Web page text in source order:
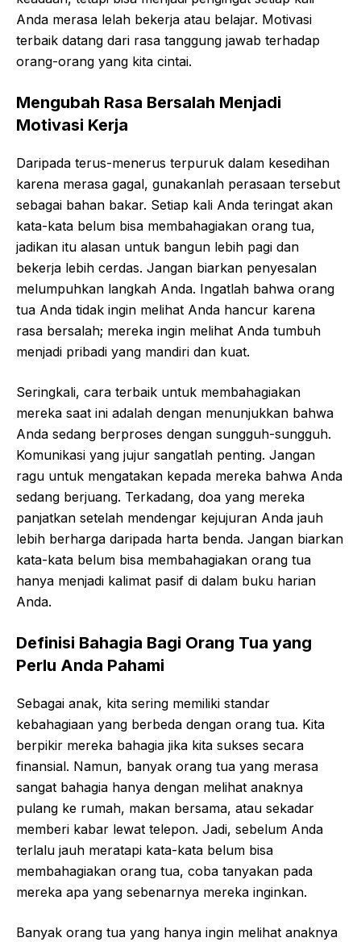
Anda merasa lelah bekerja atau belajar. Motivasi
terbaik datang dari rasa tanggung jawab terhadap
orang-orang yang kita cintai.
Mengubah Rasa Bersalah Menjadi
Motivasi Kerja
Daripada terus-menerus terpuruk dalam kesedihan
karena merasa gagal, gunakanlah perasaan tersebut
sebagai bahan bakar. Setiap kali Anda teringat akan
kata-kata belum bisa membahagiakan orang tua,
jadikan itu alasan untuk bangun lebih pagi dan
bekerja lebih cerdas. Jangan biarkan penyesalan
melumpuhkan langkah Anda. Ingatlah bahwa orang
tua Anda tidak ingin melihat Anda hancur karena
rasa bersalah; mereka ingin melihat Anda tumbuh
menjadi pribadi yang mandiri dan kuat.
Seringkali, cara terbaik untuk membahagiakan
mereka saat ini adalah dengan menunjukkan bahwa
Anda sedang berproses dengan sungguh-sungguh.
Komunikasi yang jujur sangatlah penting. Jangan
ragu untuk mengatakan kepada mereka bahwa Anda
sedang berjuang. Terkadang, doa yang mereka
panjatkan setelah mendengar kejujuran Anda jauh
lebih berharga daripada harta benda. Jangan biarkan
kata-kata belum bisa membahagiakan orang tua
hanya menjadi kalimat pasif di dalam buku harian
Anda.
Definisi Bahagia Bagi Orang Tua yang
Perlu Anda Pahami
Sebagai anak, kita sering memiliki standar
kebahagiaan yang berbeda dengan orang tua. Kita
berpikir mereka bahagia jika kita sukses secara
finansial. Namun, banyak orang tua yang merasa
sangat bahagia hanya dengan melihat anaknya
pulang ke rumah, makan bersama, atau sekadar
memberi kabar lewat telepon. Jadi, sebelum Anda
terlalu jauh meratapi kata-kata belum bisa
membahagiakan orang tua, coba tanyakan pada
mereka apa yang sebenarnya mereka inginkan.
Banyak orang tua yang hanya ingin melihat anaknya